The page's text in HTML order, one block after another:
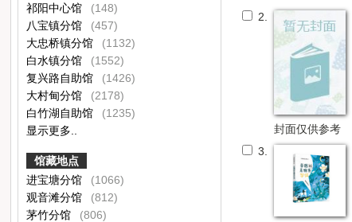
祁阳中心馆
(148)
八宝镇分馆
(457)
大忠桥镇分馆
(1132)
白水镇分馆
(1552)
复兴路自助馆
(1426)
大村甸分馆
(2178)
白竹湖自助馆
(1235)
显示更多..
馆藏地点
进宝塘分馆
(1066)
观音滩分馆
(812)
茅竹分馆
(806)
2.
封面仅供参考
3.